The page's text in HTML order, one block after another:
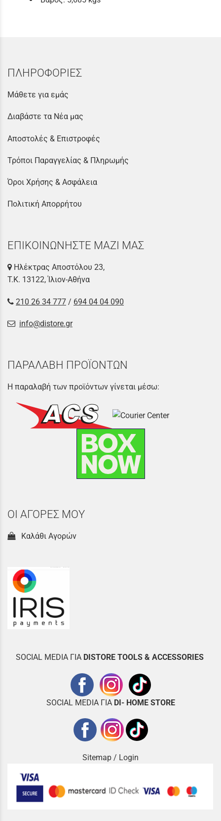
ΠΛΗΡΟΦΟΡΙΕΣ
Μάθετε για εμάς
Διαβάστε τα Νέα μας
Αποστολές & Επιστροφές
Τρόποι Παραγγελίας & Πληρωμής
Όροι Χρήσης & Ασφάλεια
Πολιτική Απορρήτου
ΕΠΙΚΟΙΝΩΝΗΣΤΕ ΜΑΖΙ ΜΑΣ
Ηλέκτρας Αποστόλου 23,
Τ.Κ. 13122, Ίλιον-Αθήνα
210 26 34 777 / 694 04 04 090
info@distore.gr
ΠΑΡΑΛΑΒΗ ΠΡΟΪΟΝΤΩΝ
Η παραλαβή των προϊόντων γίνεται μέσω:
ΟΙ ΑΓΟΡΕΣ ΜΟΥ
Καλάθι Αγορών
SOCIAL MEDIA ΓΙΑ DISTORE TOOLS & ACCESSORIES
SOCIAL MEDIA ΓΙΑ DI- HOME STORE
Sitemap / Login